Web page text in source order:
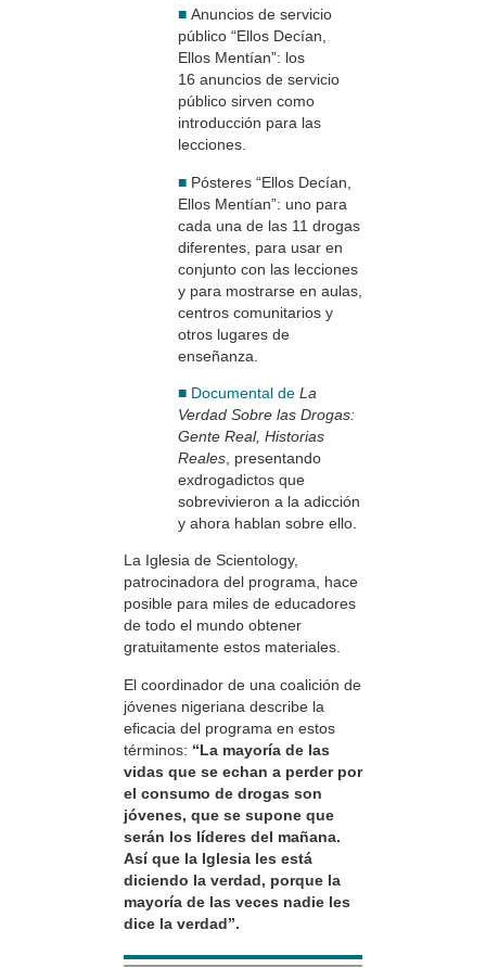
■ Anuncios de servicio
público “Ellos Decían,
Ellos Mentían”: los
16 anuncios de servicio
público sirven como
introducción para las
lecciones.
■ Pósteres “Ellos Decían,
Ellos Mentían”: uno para
cada una de las 11 drogas
diferentes, para usar en
conjunto con las lecciones
y para mostrarse en aulas,
centros comunitarios y
otros lugares de
enseñanza.
■ Documental de La
Verdad Sobre las Drogas:
Gente Real, Historias
Reales , presentando
exdrogadictos que
sobrevivieron a la adicción
y ahora hablan sobre ello.
La Iglesia de Scientology,
patrocinadora del programa, hace
posible para miles de educadores
de todo el mundo obtener
gratuitamente estos materiales.
El coordinador de una coalición de
jóvenes nigeriana describe la
eficacia del programa en estos
términos: “La mayoría de las
vidas que se echan a perder por
el consumo de drogas son
jóvenes, que se supone que
serán los líderes del mañana.
Así que la Iglesia les está
diciendo la verdad, porque la
mayoría de las veces nadie les
dice la verdad”.